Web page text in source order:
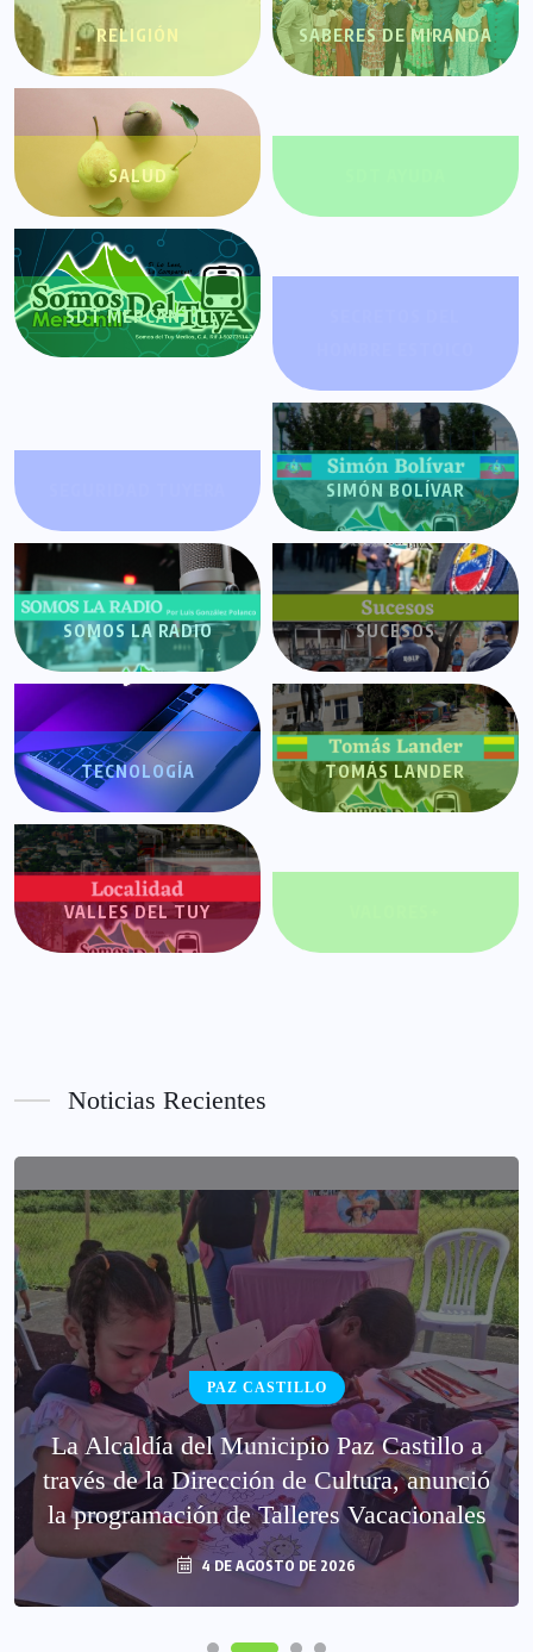
RELIGIÓN SABERES DE MIRANDA
SALUD
SDT MERCANTIL
SIMÓN BOLÍVAR
SOMOS LA RADIO SUCESOS
TECNOLOGÍA TOMÁS LANDER
VALLES DEL TUY
Noticias Recientes
PAZ CASTILLO
La Alcaldía del Municipio Paz Castillo a
través de la Dirección de Cultura, anunció
la programación de Talleres Vacacionales
4 DE AGOSTO DE 2026